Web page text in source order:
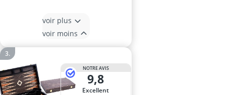
voir plus
voir moins
NOTRE AVIS
9,8
Excellent